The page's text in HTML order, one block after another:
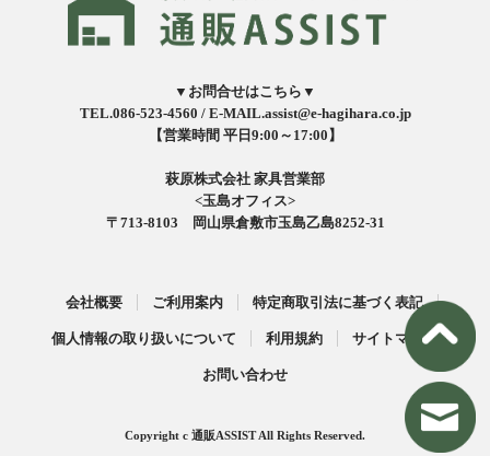
▼お問合せはこちら▼
TEL.086-523-4560 / E-MAIL.assist@e-hagihara.co.jp
【営業時間 平日9:00～17:00】
萩原株式会社 家具営業部
<玉島オフィス>
〒713-8103 岡山県倉敷市玉島乙島8252-31
会社概要 ご利用案内 特定商取引法に基づく表記
個人情報の取り扱いについて 利用規約 サイトマップ
お問い合わせ
Copyright c 通販ASSIST All Rights Reserved.